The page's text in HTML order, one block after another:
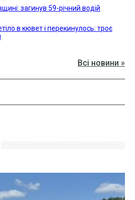
загинув 59-річний водій
в кювет і перекинулось: троє
Всі новини »